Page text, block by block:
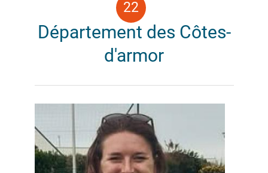
Département des Côtes-
d'armor